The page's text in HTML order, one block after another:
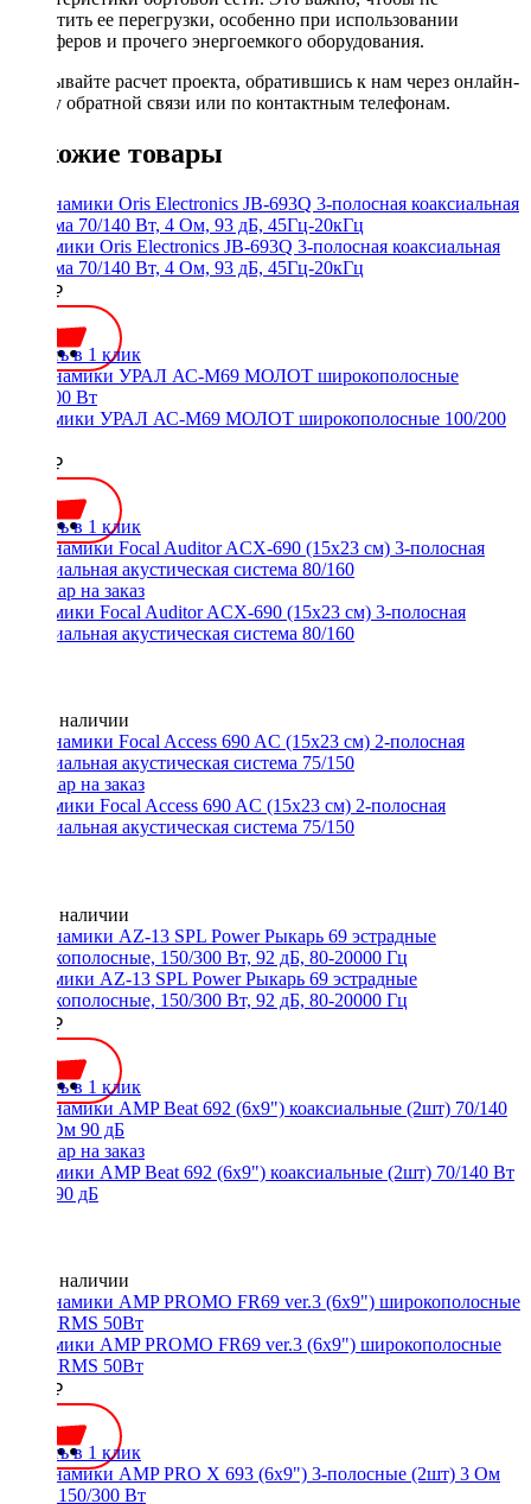
допустить ее перегрузки, особенно при использовании
сабвуферов и прочего энергоемкого оборудования.
Заказывайте расчет проекта, обратившись к нам через онлайн-
форму обратной связи или по контактным телефонам.
Похожие товары
Динамики Oris Electronics JB-693Q 3-полосная коаксиальная
система 70/140 Вт, 4 Ом, 93 дБ, 45Гц-20кГц
5500 ₽
Купить в 1 клик
Динамики УРАЛ АС-М69 МОЛОТ широкополосные 100/200
3690 ₽
Купить в 1 клик
Динамики Focal Auditor ACX-690 (15х23 см) 3-полосная
коаксиальная акустическая система 80/160
Нет в наличии
Динамики Focal Access 690 AC (15х23 см) 2-полосная
коаксиальная акустическая система 75/150
Нет в наличии
Динамики AZ-13 SPL Power Рыкарь 69 эстрадные
широкополосные, 150/300 Вт, 92 дБ, 80-20000 Гц
5800 ₽
Купить в 1 клик
Динамики AMP Beat 692 (6x9") коаксиальные (2шт) 70/140 Вт
3 Ом 90 дБ
Нет в наличии
Динамики AMP PROMO FR69 ver.3 (6x9") широкополосные
(2шт) RMS 50Вт
3000 ₽
Купить в 1 клик